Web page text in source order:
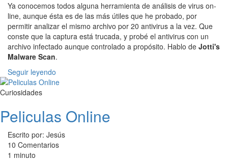
Ya conocemos todos alguna herramienta de análisis de virus on-
line, aunque ésta es de las más útiles que he probado, por
permitir analizar el mismo archivo por 20 antivirus a la vez. Que
conste que la captura está trucada, y probé el antivirus con un
archivo infectado aunque controlado a propósito. Hablo de Jotti's
Malware Scan.
Seguir leyendo
Curiosidades
Peliculas Online
Escrito por: Jesús
10 Comentarios
1 minuto